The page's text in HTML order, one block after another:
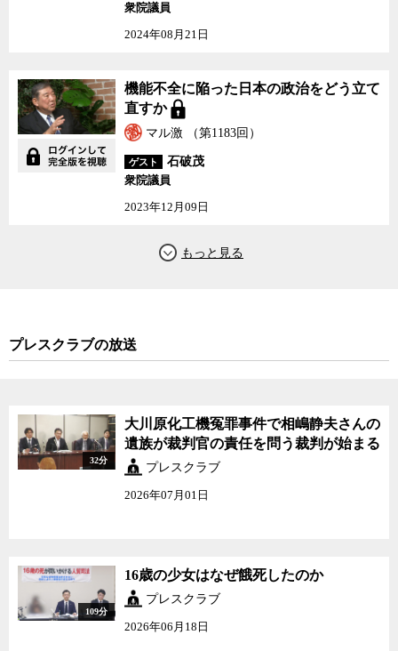
衆院議員
2024年08月21日
機能不全に陥った日本の政治をどう立て
直すか
マル激 （第1183回）
ゲスト
石破茂
衆院議員
2023年12月09日
プレスクラブの放送
32分
大川原化工機冤罪事件で相嶋静夫さんの
遺族が裁判官の責任を問う裁判が始まる
プレスクラブ
2026年07月01日
109分
16歳の少女はなぜ餓死したのか
プレスクラブ
2026年06月18日